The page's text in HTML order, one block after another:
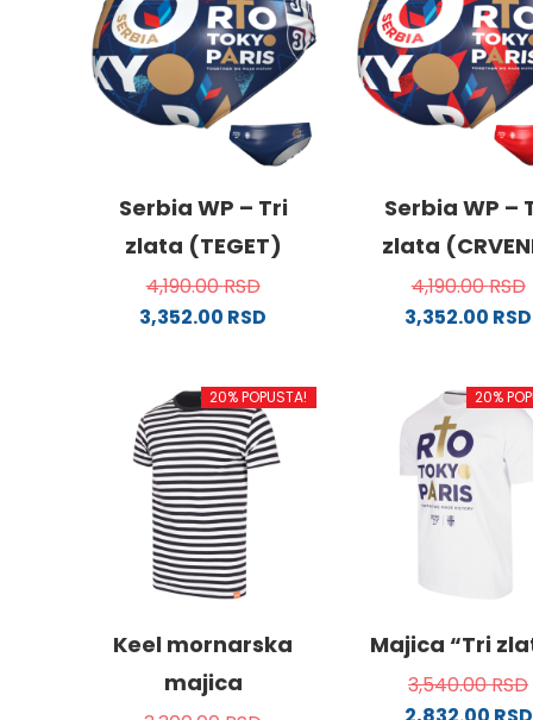
Serbia WP – Tri
zlata (TEGET)
4,190.00RSD
3,352.00 RSD
ima
više
varijanti.
Opcije
mogu
biti
izabrane
na
stranici
proizvoda.
Serbia WP –
zlata
4,190.00RSD
3,352.00 RSD
ima
više
varijanti.
Opcije
mogu
stranici
20% POPUSTA!
Keel mornarska
majica
20%
Majica “Tri
3,540.00RSD